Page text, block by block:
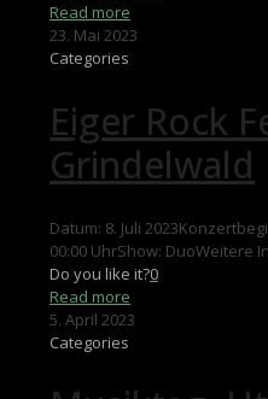
Read more
23. Mai 2023
Categories
Eiger Rock
Grindelwald
Datum: 8. Juli
00:00 UhrShow: DuoWeitere
Do you like it?0
Read more
5. April 2023
Categories